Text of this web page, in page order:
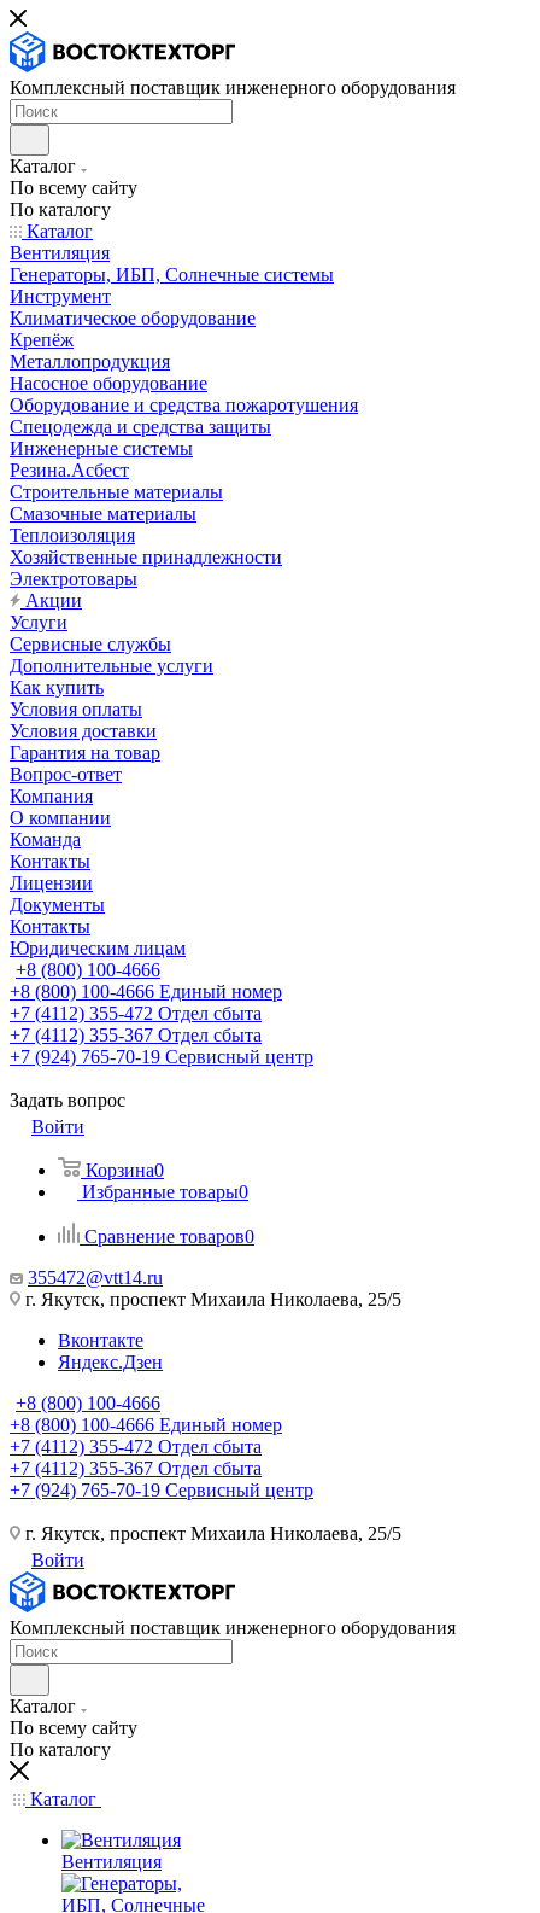
Комплексный поставщик инженерного оборудования
Каталог
По всему сайту
По каталогу
Каталог
Вентиляция
Генераторы, ИБП, Солнечные системы
Инструмент
Климатическое оборудование
Крепёж
Металлопродукция
Насосное оборудование
Оборудование и средства пожаротушения
Спецодежда и средства защиты
Инженерные системы
Резина.Асбест
Строительные материалы
Смазочные материалы
Теплоизоляция
Хозяйственные принадлежности
Электротовары
Акции
Услуги
Сервисные службы
Дополнительные услуги
Как купить
Условия оплаты
Условия доставки
Гарантия на товар
Вопрос-ответ
Компания
О компании
Команда
Контакты
Лицензии
Документы
Контакты
Юридическим лицам
+8 (800) 100-4666
+8 (800) 100-4666 Единый номер
+7 (4112) 355-472 Отдел сбыта
+7 (4112) 355-367 Отдел сбыта
+7 (924) 765-70-19 Сервисный центр
Задать вопрос
Войти
Корзина0
Избранные товары0
Сравнение товаров0
355472@vtt14.ru
г. Якутск, проспект Михаила Николаева, 25/5
Вконтакте
Яндекс.Дзен
+8 (800) 100-4666
+8 (800) 100-4666 Единый номер
+7 (4112) 355-472 Отдел сбыта
+7 (4112) 355-367 Отдел сбыта
+7 (924) 765-70-19 Сервисный центр
г. Якутск, проспект Михаила Николаева, 25/5
Войти
Комплексный поставщик инженерного оборудования
Каталог
По всему сайту
По каталогу
Каталог
Вентиляция